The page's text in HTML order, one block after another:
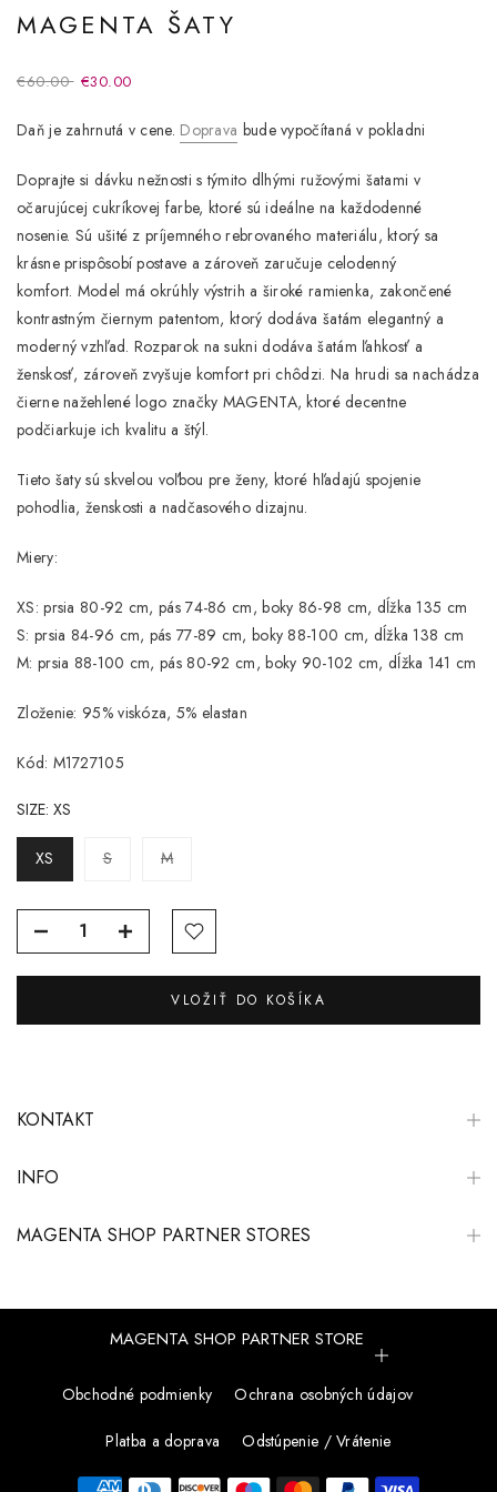
MAGENTA ŠATY
€60.00 €30.00
Daň je zahrnutá v cene. Doprava bude vypočítaná v pokladni
Doprajte si dávku nežnosti s týmito dlhými ružovými šatami v
očarujúcej cukríkovej farbe, ktoré sú ideálne na každodenné
nosenie. Sú ušité z príjemného rebrovaného materiálu, ktorý sa
krásne prispôsobí postave a zároveň zaručuje celodenný
komfort. Model má okrúhly výstrih a široké ramienka, zakončené
kontrastným čiernym patentom, ktorý dodáva šatám elegantný a
moderný vzhľad. Rozparok na sukni dodáva šatám ľahkosť a
ženskosť, zároveň zvyšuje komfort pri chôdzi. Na hrudi sa nachádza
čierne nažehlené logo značky MAGENTA, ktoré decentne
podčiarkuje ich kvalitu a štýl.
Tieto šaty sú skvelou voľbou pre ženy, ktoré hľadajú spojenie
pohodlia, ženskosti a nadčasového dizajnu.
Miery:
XS: prsia 80-92 cm, pás 74-86 cm, boky 86-98 cm, dĺžka 135 cm
S: prsia 84-96 cm, pás 77-89 cm, boky 88-100 cm, dĺžka 138 cm
M: prsia 88-100 cm, pás 80-92 cm, boky 90-102 cm, dĺžka 141 cm
Zloženie: 95% viskóza, 5% elastan
Kód: M1727105
SIZE: XS
XS S M
VLOŽIŤ DO KOŠÍKA
KONTAKT
INFO
MAGENTA SHOP PARTNER STORES
MAGENTA SHOP PARTNER STORE
Obchodné podmienky Ochrana osobných údajov
Platba a doprava Odstúpenie / Vrátenie